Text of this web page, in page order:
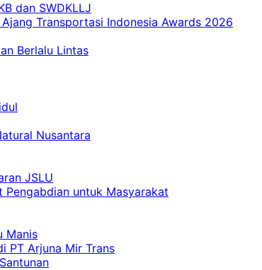
dan SWDKLLJ
Transportasi Indonesia Awards 2026
Berlalu Lintas
Nusantara
JSLU
Pengabdian untuk Masyarakat
Manis
PT Arjuna Mir Trans